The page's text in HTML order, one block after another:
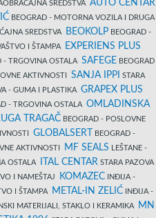
SREDSTVA AUTO CENTAR
BEOGRAD - MOTORNA VOZILA I DRUGA
SREDSTVA
BEOKOLPBEOGRAD -
I ŠTAMPA
EXPERIENS PLUS
- TRGOVINA OSTALA SAFEGE BEOGRAD
AKTIVNOSTI SANJA IPPI
STARA
- GUMA I PLASTIKA GRAPEX PLUS
- TRGOVINA OSTALA OMLADINSKA
TRAGAČBEOGRAD - POSLOVNE
GLOBALSERT
BEOGRAD -
AKTIVNOSTI
MF SEALS LEŠTANE -
OSTALA
ITAL CENTAR STARA PAZOVA
I NAMEŠTAJ
KOMAZEC INĐIJA -
I ŠTAMPA
METAL-IN ZELIĆ INĐIJA -
MATERIJALI, STAKLO I KERAMIKA
MN